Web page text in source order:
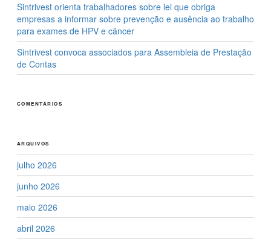
Sintrivest orienta trabalhadores sobre lei que obriga
empresas a informar sobre prevenção e ausência ao trabalho
para exames de HPV e câncer
Sintrivest convoca associados para Assembleia de Prestação
de Contas
COMENTÁRIOS
ARQUIVOS
julho 2026
junho 2026
maio 2026
abril 2026